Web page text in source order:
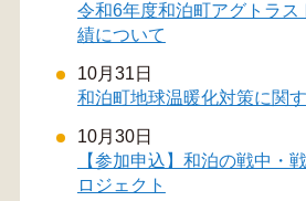
令和6年度和泊町アグトラス
績について
10月31日
和泊町地球温暖化対策に関
10月30日
【参加申込】和泊の戦中・
ロジェクト